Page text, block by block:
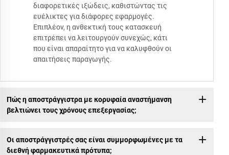
διαφορετικές ιξώδεις, καθιστώντας τις
ευέλικτες για διάφορες εφαρμογές.
Επιπλέον, η ανθεκτική τους κατασκευή
επιτρέπει να λειτουργούν συνεχώς, κάτι
που είναι απαραίτητο για να καλυφθούν οι
απαιτήσεις παραγωγής.
Πώς η αποστράγγιστρα με κορυφαία αναστήμανση
βελτιώνει τους χρόνους επεξεργασίας;
Οι αποστράγγιστρές σας είναι συμμορφωμένες με τα
διεθνή φαρμακευτικά πρότυπα;